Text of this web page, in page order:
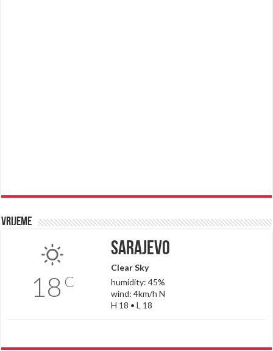
Vrijeme
18 C
Sarajevo
Clear Sky
humidity: 45%
wind: 4km/h N
H 18 • L 18